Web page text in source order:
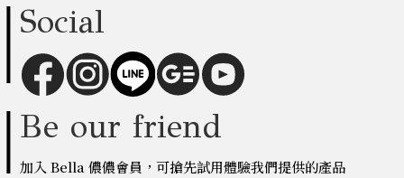
Social
Be our friend
加入 Bella 儂儂會員，可搶先試用體驗我們提供的產品